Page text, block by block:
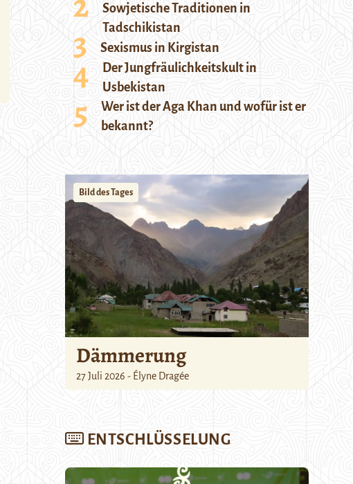
Sowjetische Traditionen in
Tadschikistan
Sexismus in Kirgistan
Der Jungfräulichkeitskult in
Usbekistan
Wer ist der Aga Khan und wofür ist er
bekannt?
Bild des Tages
Dämmerung
27 Juli 2026 - Élyne Dragée
ENTSCHLÜSSELUNG